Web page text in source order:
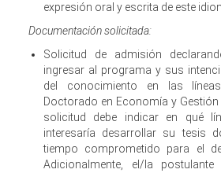
expresión oral y escrita de este
Documentación solicitada:
Solicitud de admisión
ingresar al programa y sus
del conocimiento en las
Doctorado en Economía y
solicitud debe indicar en qué
interesaría desarrollar su tesis
tiempo comprometido para el
Adicionalmente, el/la